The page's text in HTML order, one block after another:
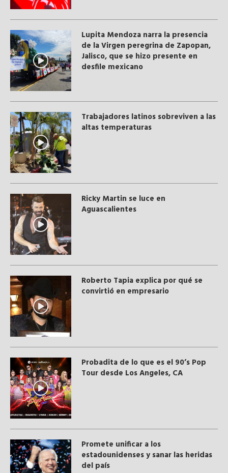
Lupita Mendoza narra la presencia
de la Virgen peregrina de Zapopan,
Jalisco, que se hizo presente en
desfile mexicano
Trabajadores latinos sobreviven a las
altas temperaturas
Ricky Martin se luce en
Aguascalientes
Roberto Tapia explica por qué se
convirtió en empresario
Probadita de lo que es el 90’s Pop
Tour desde Los Angeles, CA
Promete unificar a los
estadounidenses y sanar las heridas
del país